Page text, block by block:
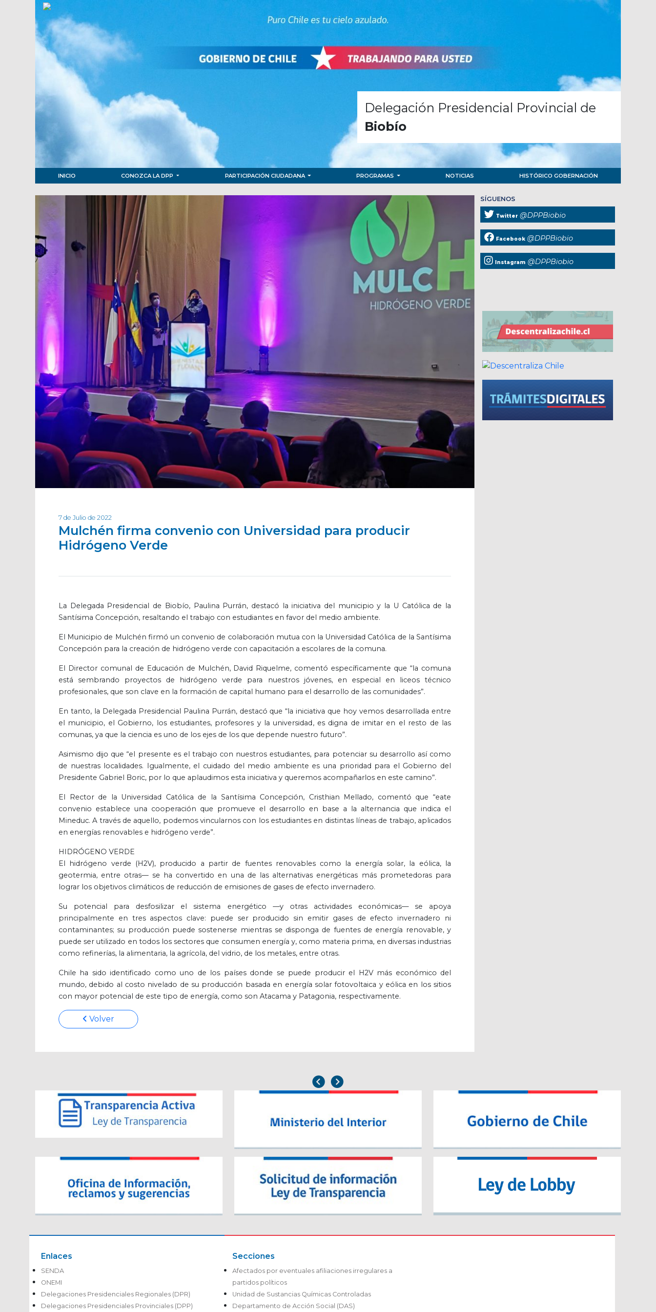
Delegación Presidencial Provincial de
Biobío
INICIO CONOZCA LA DPP PARTICIPACIÓN CIUDADANA PROGRAMAS NOTICIAS HISTÓRICO GOBERNACIÓN
7 de Julio de 2022
Mulchén firma convenio con Universidad para producir
Hidrógeno Verde
La Delegada Presidencial de Biobío, Paulina Purrán, destacó la iniciativa del municipio y la U Católica de la
Santísima Concepción, resaltando el trabajo con estudiantes en favor del medio ambiente.
El Municipio de Mulchén firmó un convenio de colaboración mutua con la Universidad Católica de la Santísima
Concepción para la creación de hidrógeno verde con capacitación a escolares de la comuna.
El Director comunal de Educación de Mulchén, David Riquelme, comentó específicamente que “la comuna
está sembrando proyectos de hidrógeno verde para nuestros jóvenes, en especial en liceos técnico
profesionales, que son clave en la formación de capital humano para el desarrollo de las comunidades”.
En tanto, la Delegada Presidencial Paulina Purrán, destacó que “la iniciativa que hoy vemos desarrollada entre
el municipio, el Gobierno, los estudiantes, profesores y la universidad, es digna de imitar en el resto de las
comunas, ya que la ciencia es uno de los ejes de los que depende nuestro futuro”.
Asimismo dijo que “el presente es el trabajo con nuestros estudiantes, para potenciar su desarrollo así como
de nuestras localidades. Igualmente, el cuidado del medio ambiente es una prioridad para el Gobierno del
Presidente Gabriel Boric, por lo que aplaudimos esta iniciativa y queremos acompañarlos en este camino”.
El Rector de la Universidad Católica de la Santísima Concepción, Cristhian Mellado, comentó que “eate
convenio establece una cooperación que promueve el desarrollo en base a la alternancia que indica el
Mineduc. A través de aquello, podemos vincularnos con los estudiantes en distintas líneas de trabajo, aplicados
en energías renovables e hidrógeno verde”.
HIDRÓGENO VERDE
El hidrógeno verde (H2V), producido a partir de fuentes renovables como la energía solar, la eólica, la
geotermia, entre otras— se ha convertido en una de las alternativas energéticas más prometedoras para
lograr los objetivos climáticos de reducción de emisiones de gases de efecto invernadero.
Su potencial para desfosilizar el sistema energético —y otras actividades económicas— se apoya
principalmente en tres aspectos clave: puede ser producido sin emitir gases de efecto invernadero ni
contaminantes; su producción puede sostenerse mientras se disponga de fuentes de energía renovable, y
puede ser utilizado en todos los sectores que consumen energía y, como materia prima, en diversas industrias
como refinerías, la alimentaria, la agrícola, del vidrio, de los metales, entre otras.
Chile ha sido identificado como uno de los países donde se puede producir el H2V más económico del
mundo, debido al costo nivelado de su producción basada en energía solar fotovoltaica y eólica en los sitios
con mayor potencial de este tipo de energía, como son Atacama y Patagonia, respectivamente.
Volver
SÍGUENOS
Twitter @DPPBiobio
Facebook @DPPBiobio
Instagram @DPPBiobio
Enlaces
SENDA
ONEMI
Delegaciones Presidenciales Regionales (DPR)
Delegaciones Presidenciales Provinciales (DPP)
Secciones
Afectados por eventuales afiliaciones irregulares a
partidos políticos
Unidad de Sustancias Químicas Controladas
Departamento de Acción Social (DAS)